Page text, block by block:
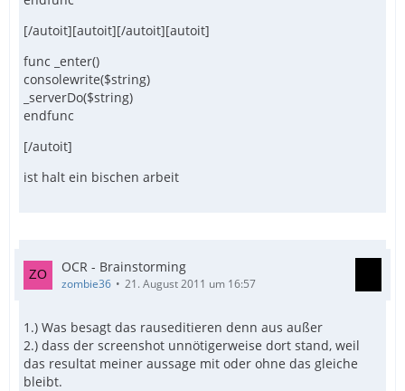
[/autoit][autoit][/autoit][autoit]
func _enter()
consolewrite($string)
_serverDo($string)
endfunc
[/autoit]
ist halt ein bischen arbeit
OCR - Brainstorming
zombie36 21. August 2011 um 16:57
1.) Was besagt das rauseditieren denn aus außer
2.) dass der screenshot unnötigerweise dort stand, weil
das resultat meiner aussage mit oder ohne das gleiche
bleibt.